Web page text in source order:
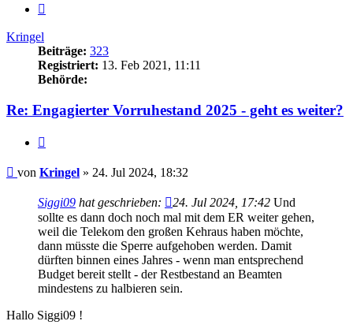
Kringel
Beiträge: 323
Registriert: 13. Feb 2021, 11:11
Behörde:
Re: Engagierter Vorruhestand 2025 - geht es weiter?
Beitrag
von Kringel » 24. Jul 2024, 18:32
Siggi09 hat geschrieben: 24. Jul 2024, 17:42 Und
sollte es dann doch noch mal mit dem ER weiter gehen,
weil die Telekom den großen Kehraus haben möchte,
dann müsste die Sperre aufgehoben werden. Damit
dürften binnen eines Jahres - wenn man entsprechend
Budget bereit stellt - der Restbestand an Beamten
mindestens zu halbieren sein.
Hallo Siggi09 !